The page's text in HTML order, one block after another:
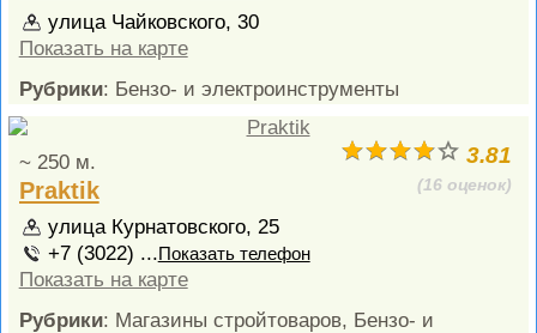
улица Чайковского, 30
Показать на карте
Рубрики: Бензо- и электроинструменты
3.81
(16 оценок)
~ 250 м.
Praktik
улица Курнатовского, 25
+7 (3022) ...Показать телефон
Показать на карте
Рубрики: Магазины стройтоваров, Бензо- и